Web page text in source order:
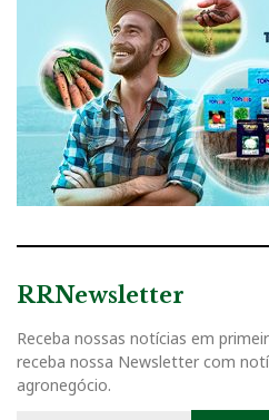
RRNewsletter
Receba nossas notícias em
receba nossa Newsletter com
agronegócio.